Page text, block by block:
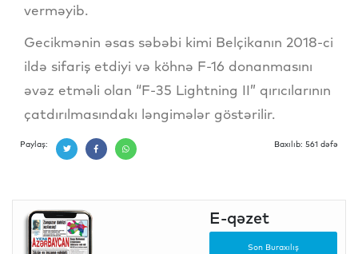
verməyib.
Gecikmənin əsas səbəbi kimi Belçikanın 2018-ci
ildə sifariş etdiyi və köhnə F-16 donanmasını
əvəz etməli olan “F-35 Lightning II” qırıcılarının
çatdırılmasındakı ləngimələr göstərilir.
Paylaş: Baxılıb: 561 dəfə
E-qəzet
Son Buraxılış